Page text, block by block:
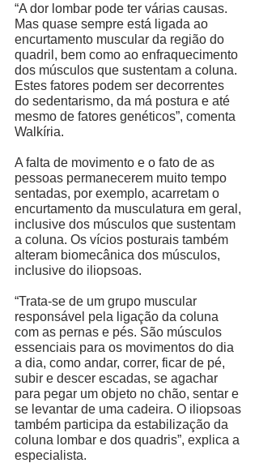
“A dor lombar pode ter várias causas.
Mas quase sempre está ligada ao
encurtamento muscular da região do
quadril, bem como ao enfraquecimento
dos músculos que sustentam a coluna.
Estes fatores podem ser decorrentes
do sedentarismo, da má postura e até
mesmo de fatores genéticos”, comenta
Walkíria.
A falta de movimento e o fato de as
pessoas permanecerem muito tempo
sentadas, por exemplo, acarretam o
encurtamento da musculatura em geral,
inclusive dos músculos que sustentam
a coluna. Os vícios posturais também
alteram biomecânica dos músculos,
inclusive do iliopsoas.
“Trata-se de um grupo muscular
responsável pela ligação da coluna
com as pernas e pés. São músculos
essenciais para os movimentos do dia
a dia, como andar, correr, ficar de pé,
subir e descer escadas, se agachar
para pegar um objeto no chão, sentar e
se levantar de uma cadeira. O iliopsoas
também participa da estabilização da
coluna lombar e dos quadris”, explica a
especialista.